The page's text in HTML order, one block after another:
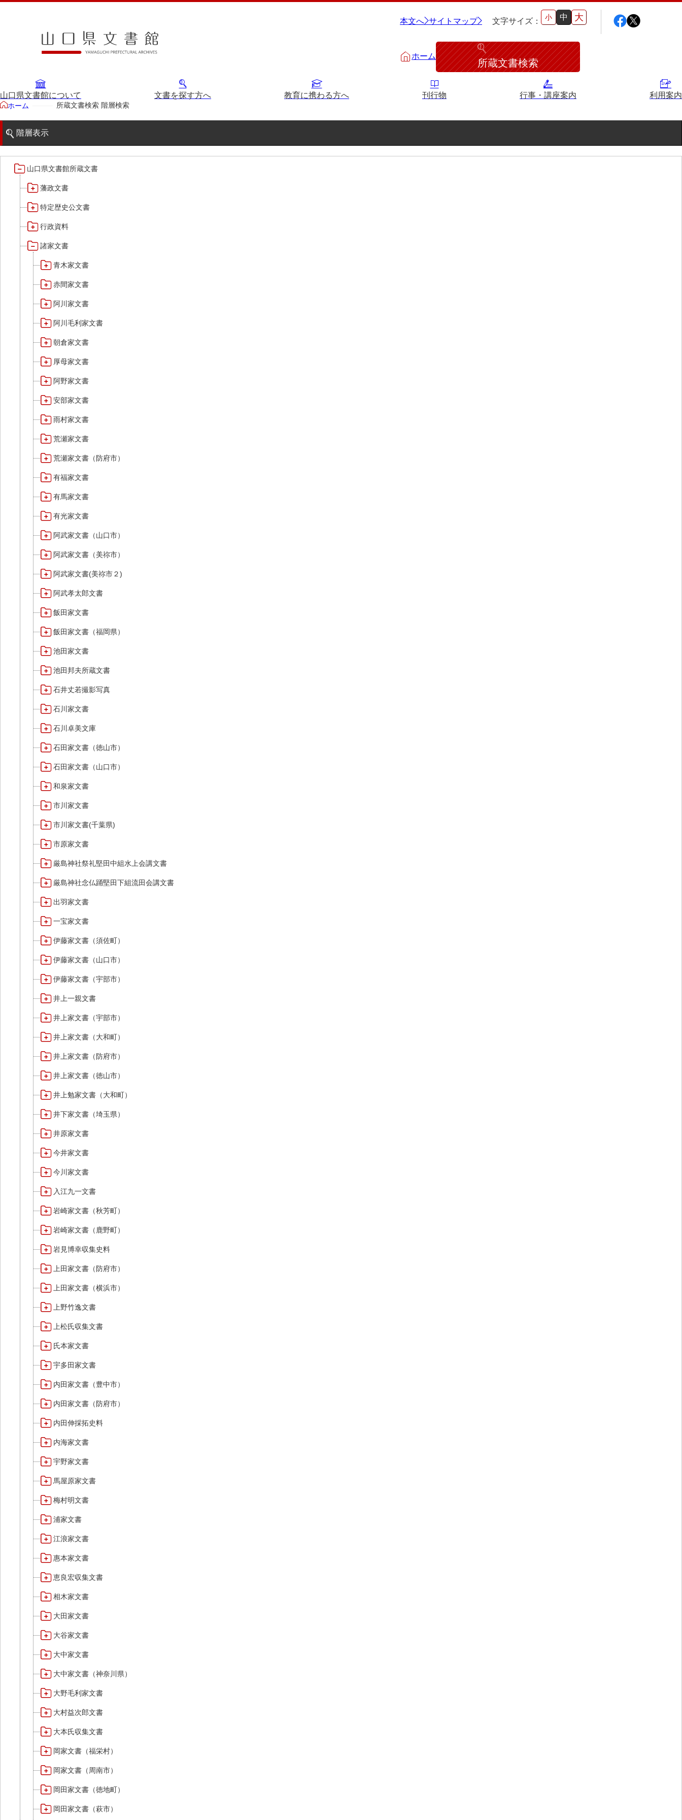
本文へ サイトマップ 文字サイズ： 小 中 大
ホーム
所蔵文書検索
山口県文書館について 文書を探す方へ 教育に携わる方へ 刊行物 行事・講座案内 利用案内
ホーム 所蔵文書検索 階層検索
階層表示
山口県文書館所蔵文書
藩政文書
特定歴史公文書
行政資料
諸家文書
青木家文書
赤間家文書
阿川家文書
阿川毛利家文書
朝倉家文書
厚母家文書
阿野家文書
安部家文書
雨村家文書
荒瀬家文書
荒瀬家文書（防府市）
有福家文書
有馬家文書
有光家文書
阿武家文書（山口市）
阿武家文書（美祢市）
阿武家文書(美祢市２)
阿武孝太郎文書
飯田家文書
飯田家文書（福岡県）
池田家文書
池田邦夫所蔵文書
石井丈若撮影写真
石川家文書
石川卓美文庫
石田家文書（徳山市）
石田家文書（山口市）
和泉家文書
市川家文書
市川家文書(千葉県)
市原家文書
厳島神社祭礼堅田中組水上会講文書
厳島神社念仏踊堅田下組流田会講文書
出羽家文書
一宝家文書
伊藤家文書（須佐町）
伊藤家文書（山口市）
伊藤家文書（宇部市）
井上一親文書
井上家文書（宇部市）
井上家文書（大和町）
井上家文書（防府市）
井上家文書（徳山市）
井上勉家文書（大和町）
井下家文書（埼玉県）
井原家文書
今井家文書
今川家文書
入江九一文書
岩崎家文書（秋芳町）
岩崎家文書（鹿野町）
岩見博幸収集史料
上田家文書（防府市）
上田家文書（横浜市）
上野竹逸文書
上松氏収集文書
氏本家文書
宇多田家文書
内田家文書（豊中市）
内田家文書（防府市）
内田伸採拓史料
内海家文書
宇野家文書
馬屋原家文書
梅村明文書
浦家文書
江浪家文書
惠本家文書
恵良宏収集文書
相木家文書
大田家文書
大谷家文書
大中家文書
大中家文書（神奈川県）
大野毛利家文書
大村益次郎文書
大本氏収集文書
岡家文書（福栄村）
岡家文書（周南市）
岡田家文書（徳地町）
岡田家文書（萩市）